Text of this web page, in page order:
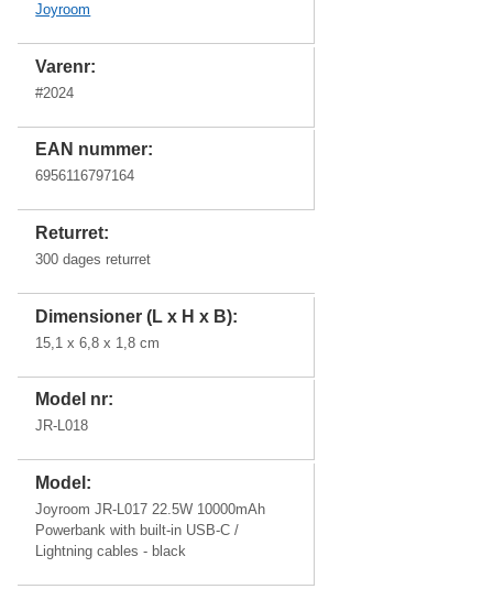
Joyroom
Varenr:
#2024
EAN nummer:
6956116797164
Returret:
300 dages returret
Dimensioner (L x H x B):
15,1 x 6,8 x 1,8 cm
Model nr:
JR-L018
Model:
Joyroom JR-L017 22.5W 10000mAh
Powerbank with built-in USB-C /
Lightning cables - black